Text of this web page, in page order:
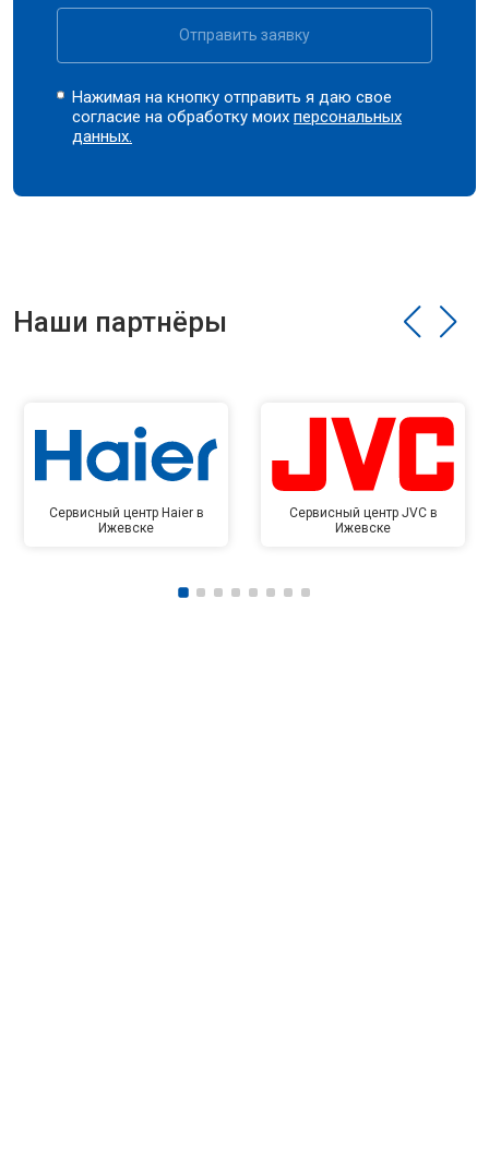
Отправить заявку
Нажимая на кнопку отправить я даю свое
согласие на обработку моихперсональных
данных.
Наши партнёры
Сервисный центр Haier в
Ижевске
Сервисный центр JVC в
Ижевске